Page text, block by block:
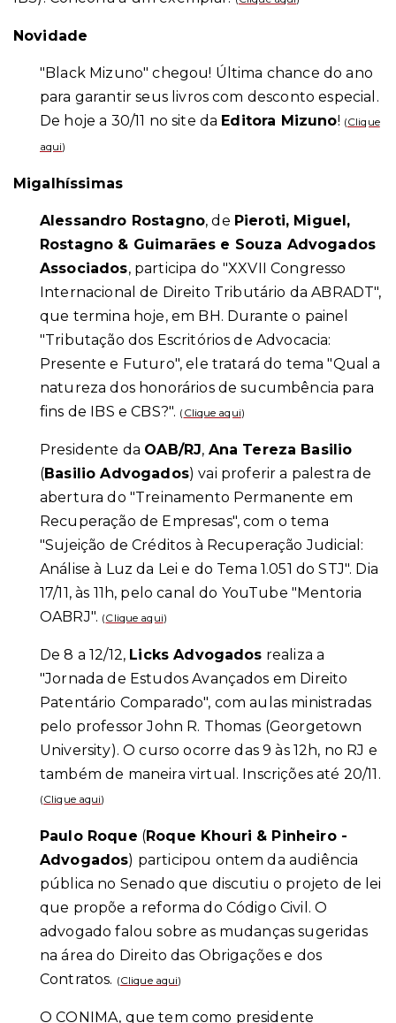
Novidade
"Black Mizuno" chegou! Última chance do ano
para garantir seus livros com desconto especial.
De hoje a 30/11 no site da Editora Mizuno! (Clique
aqui)
Migalhíssimas
Alessandro Rostagno, de Pieroti, Miguel,
Rostagno & Guimarães e Souza Advogados
Associados, participa do "XXVII Congresso
Internacional de Direito Tributário da ABRADT",
que termina hoje, em BH. Durante o painel
"Tributação dos Escritórios de Advocacia:
Presente e Futuro", ele tratará do tema "Qual a
natureza dos honorários de sucumbência para
fins de IBS e CBS?". ( Clique aqui)
Presidente da OAB/RJ, Ana Tereza Basilio
(Basilio Advogados) vai proferir a palestra de
abertura do "Treinamento Permanente em
Recuperação de Empresas", com o tema
"Sujeição de Créditos à Recuperação Judicial:
Análise à Luz da Lei e do Tema 1.051 do STJ". Dia
17/11, às 11h, pelo canal do YouTube "Mentoria
OABRJ". (Clique aqui)
De 8 a 12/12, Licks Advogados realiza a
"Jornada de Estudos Avançados em Direito
Patentário Comparado", com aulas ministradas
pelo professor John R. Thomas (Georgetown
University). O curso ocorre das 9 às 12h, no RJ e
também de maneira virtual. Inscrições até 20/11.
(Clique aqui)
Paulo Roque (Roque Khouri & Pinheiro -
Advogados) participou ontem da audiência
pública no Senado que discutiu o projeto de lei
que propõe a reforma do Código Civil. O
advogado falou sobre as mudanças sugeridas
na área do Direito das Obrigações e dos
Contratos. (Clique aqui)
O CONIMA, que tem como presidente